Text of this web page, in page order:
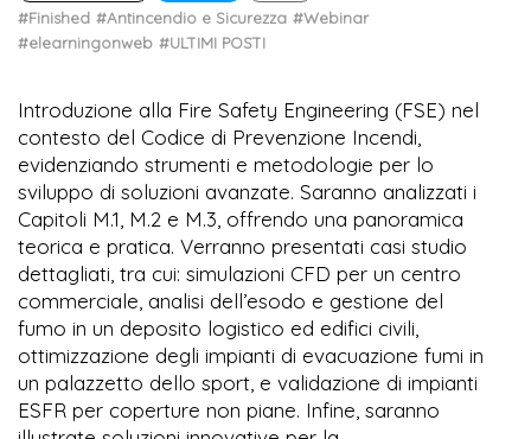
#Finished #Antincendio e Sicurezza #Webinar
#elearningonweb #ULTIMI POSTI
Introduzione alla Fire Safety Engineering (FSE) nel
contesto del Codice di Prevenzione Incendi,
evidenziando strumenti e metodologie per lo
sviluppo di soluzioni avanzate. Saranno analizzati i
Capitoli M.1, M.2 e M.3, offrendo una panoramica
teorica e pratica. Verranno presentati casi studio
dettagliati, tra cui: simulazioni CFD per un centro
commerciale, analisi dell’esodo e gestione del
fumo in un deposito logistico ed edifici civili,
ottimizzazione degli impianti di evacuazione fumi in
un palazzetto dello sport, e validazione di impianti
ESFR per coperture non piane. Infine, saranno